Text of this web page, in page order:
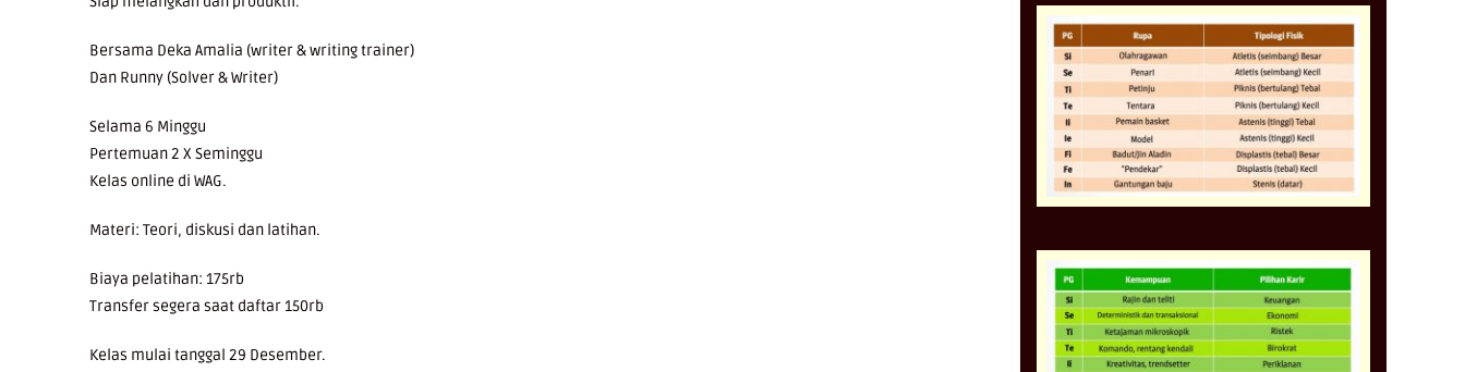
Bersama Deka Amalia (writer & writing trainer)
Dan Runny (Solver & Writer)
Selama 6 Minggu
Pertemuan 2 X Seminggu
Kelas online di WAG.
Materi: Teori, diskusi dan latihan.
Biaya pelatihan: 175rb
Transfer segera saat daftar 150rb
Kelas mulai tanggal 29 Desember.